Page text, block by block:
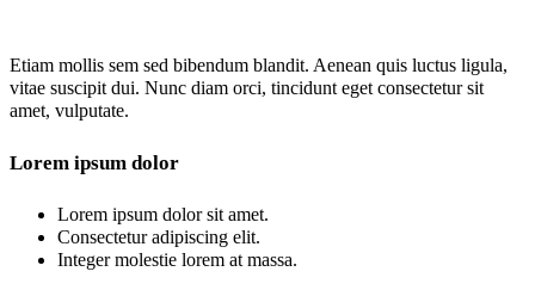
Etiam mollis sem sed bibendum blandit. Aenean quis luctus ligula,
vitae suscipit dui. Nunc diam orci, tincidunt eget consectetur sit
amet, vulputate.
Lorem ipsum dolor
Lorem ipsum dolor sit amet.
Consectetur adipiscing elit.
Integer molestie lorem at massa.